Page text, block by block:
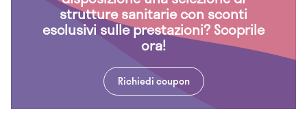
strutture sanitarie con sconti
esclusivi sulle prestazioni? Scoprile
ora!
Richiedi coupon